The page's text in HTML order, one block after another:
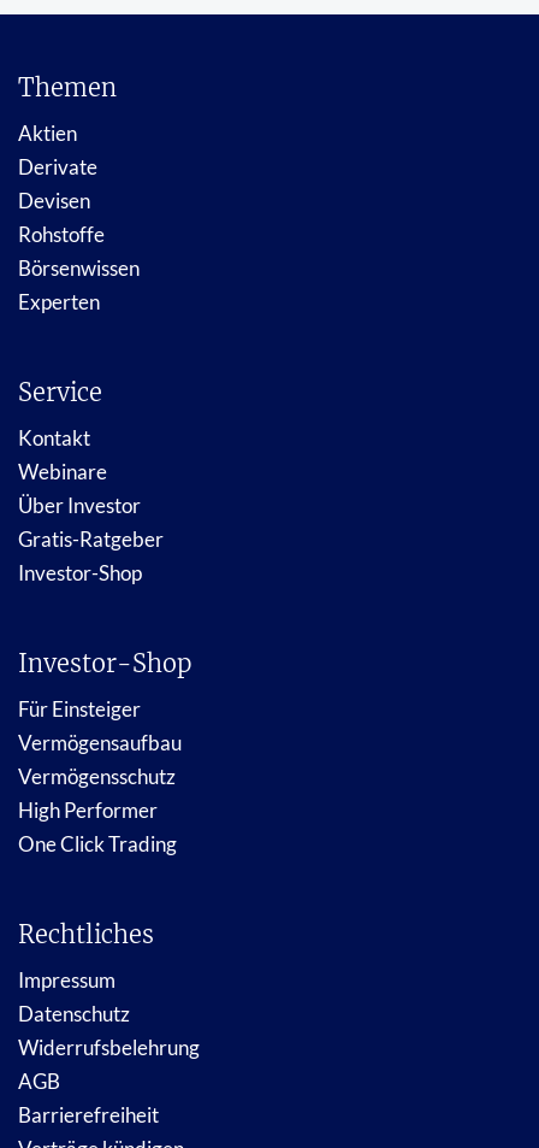
Themen
Aktien
Derivate
Devisen
Rohstoffe
Börsenwissen
Experten
Service
Kontakt
Webinare
Über Investor
Gratis-Ratgeber
Investor-Shop
Investor-Shop
Für Einsteiger
Vermögensaufbau
Vermögensschutz
High Performer
One Click Trading
Rechtliches
Impressum
Datenschutz
Widerrufsbelehrung
AGB
Barrierefreiheit